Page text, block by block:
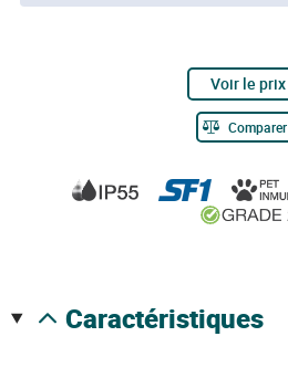
Voir le prix
Comparer
caractéristiques